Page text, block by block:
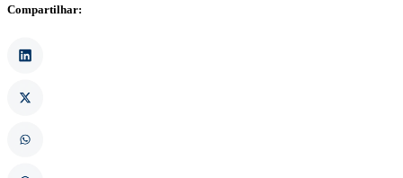
Compartilhar: